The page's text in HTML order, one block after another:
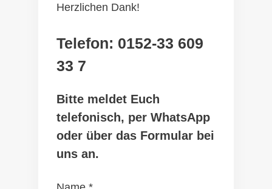
Herzlichen Dank!
Telefon: 0152-33 609
33 7
Bitte meldet Euch
telefonisch, per WhatsApp
oder über das Formular bei
uns an.